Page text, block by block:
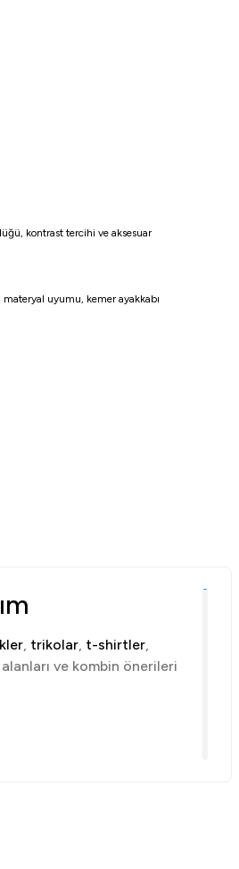
kontrast tercihi ve aksesuar
uyumu, kemer ayakkabı
, trikolar, t-shirtler,
ve kombin önerileri